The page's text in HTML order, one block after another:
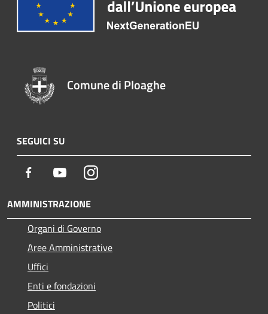
Comune di Ploaghe
SEGUICI SU
Facebook YoutubeInstagram
AMMINISTRAZIONE
Organi di Governo
Aree Amministrative
Uffici
Enti e fondazioni
Politici